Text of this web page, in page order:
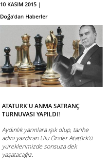
10 KASIM 2015 |
Doğa'dan Haberler
ATATÜRK'Ü ANMA SATRANÇ
TURNUVASI YAPILDI!
Aydınlık yarınlara ışık olup, tarihe
adını yazdıran Ulu Önder Atatürk’ü
yüreklerimizde sonsuza dek
yaşatacağız.